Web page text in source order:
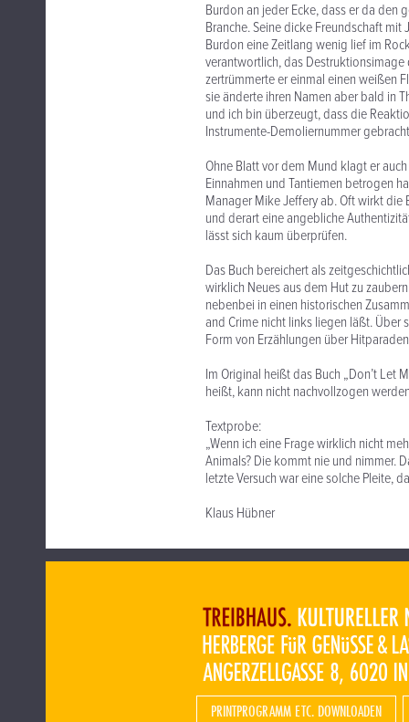
Burdon an jeder Ecke, dass er da den
Branche. Seine dicke Freundschaft
Burdon eine Zeitlang wenig lief im
verantwortlich, das Destruktionsimage
zertrümmerte er einmal einen weißen
sie änderte ihren Namen aber bald in
und ich bin überzeugt, dass die
Instrumente-Demoliernummer
Ohne Blatt vor dem Mund klagt er
Einnahmen und Tantiemen betrogen
Manager Mike Jeffery ab. Oft wirkt
und derart eine angebliche
lässt sich kaum überprüfen.
Das Buch bereichert als
wirklich Neues aus dem Hut zu
nebenbei in einen historischen
and Crime nicht links liegen läßt. Über
Form von Erzählungen über
Im Original heißt das Buch „Don’t Let
heißt, kann nicht nachvollzogen
Textprobe:
„Wenn ich eine Frage wirklich nicht
Animals? Die kommt nie und nimmer.
letzte Versuch war eine solche Pleite,
Klaus Hübner
PRINTPROGRAMM ETC. DOWNLOADEN